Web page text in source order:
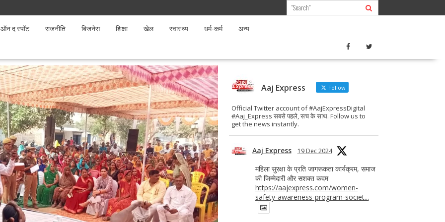
ऑन द स्पॉट राजनीति बिजनेस शिक्षा खेल स्वास्थ्य धर्म-कर्म अन्य
Aaj Express Follow
Official Twitter account of #AajExpressDigital
#Aaj_Express सबसे पहले, सच के साथ. Follow us to
get the news instantly.
Aaj Express 19 Dec 2024
महिला सुरक्षा के प्रति जागरूकता कार्यक्रम, समाज
की जिम्मेदारी और सशक्त कदम
https://aajexpress.com/women-
safety-awareness-program-societ...